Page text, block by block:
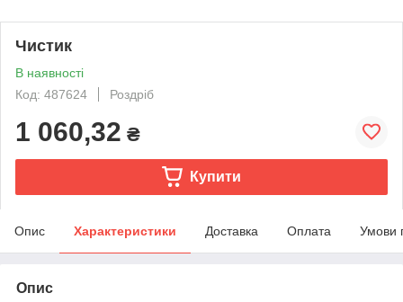
Чистик
В наявності
Код: 487624
Роздріб
1 060,32 ₴
Купити
Опис Характеристики Доставка Оплата Умови
Опис